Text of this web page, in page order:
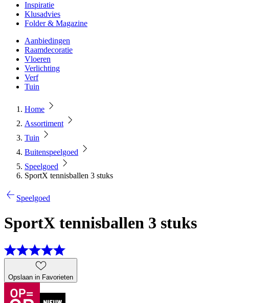
Inspiratie
Klusadvies
Folder & Magazine
Aanbiedingen
Raamdecoratie
Vloeren
Verlichting
Verf
Tuin
Home
Assortiment
Tuin
Buitenspeelgoed
Speelgoed
SportX tennisballen 3 stuks
Speelgoed
SportX tennisballen 3 stuks
Opslaan in Favorieten